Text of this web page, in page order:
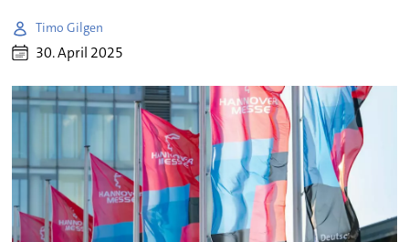
Timo Gilgen
30. April 2025